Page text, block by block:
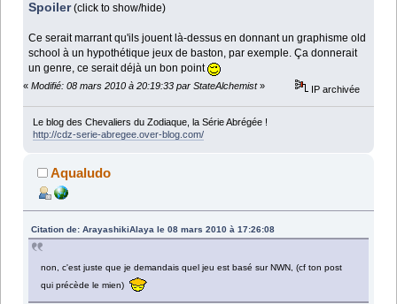
Spoiler(click to show/hide)
Ce serait marrant qu'ils jouent là-dessus en donnant un graphisme old
school à un hypothétique jeux de baston, par exemple. Ça donnerait
un genre, ce serait déjà un bon point
« Modifié: 08 mars 2010 à 20:19:33 par StateAlchemist» IP archivée
Le blog des Chevaliers du Zodiaque, la Série Abrégée !
http://cdz-serie-abregee.over-blog.com/
Aqualudo
Citation de: ArayashikiAlaya le 08 mars 2010 à 17:26:08
non, c'est juste que je demandais quel jeu est basé sur NWN, (cf ton post
qui précède le mien)